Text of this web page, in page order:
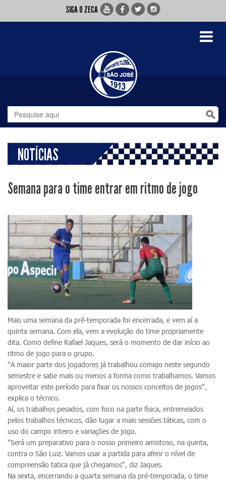
SIGA O ZECA
Toggle
NOTÍCIAS
Semana para o time entrar em ritmo de jogo
Mais uma semana da pré-temporada foi encerrada, e vem aí a
quinta semana. Com ela, vem a evolução do time propriamente
dita. Como define Rafael Jaques, será o momento de dar início ao
ritmo de jogo para o grupo.
"A maior parte dos jogadores já trabalhou comigo neste segundo
semestre e sabe mais ou menos a forma como trabalhamos. Vamos
aproveitar este período para fixar os nossos conceitos de jogos",
explica o técnico.
Aí, os trabalhos pesados, com foco na parte física, entremeados
pelos trabalhos técnicos, dão lugar a mais sessões táticas, com o
uso do campo inteiro e variações de jogo.
"Será um preparativo para o nosso primeiro amistoso, na quinta,
contra o São Luiz. Vamos usar a partida para aferir o nível de
compreensão tatica que já chegamos", diz Jaques.
Na sexta, encerrando a quarta semana da pré-temporada, o time